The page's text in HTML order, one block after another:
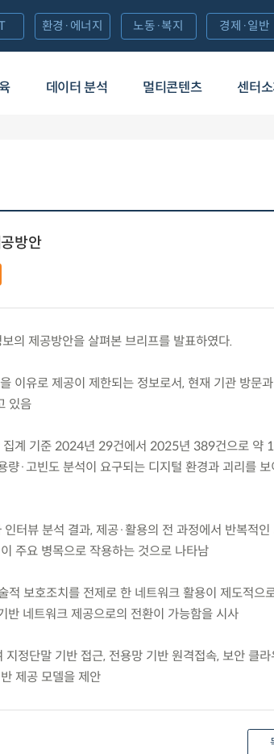
데이터 분석 멀티콘텐츠 센터
환경·에너지 노동·복지 경제·일반
방안
의 제공방안을 살펴본 브리프를 발표하였다.
이유로 제공이 제한되는 정보로서, 현재 기관 방문과
있음
집계 기준 2024년 29건에서 2025년 389건으로 약
량·고빈도 분석이 요구되는 디지털 환경과 괴리를
터뷰 분석 결과, 제공·활용의 전 과정에서 반복적인
주요 병목으로 작용하는 것으로 나타남
보호조치를 전제로 한 네트워크 활용이 제도적으
반 네트워크 제공으로의 전환이 가능함을 시사
정단말 기반 접근, 전용망 기반 원격접속, 보안 클
제공 모델을 제안